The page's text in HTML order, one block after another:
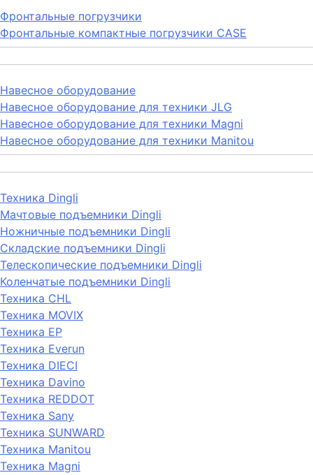
Фронтальные погрузчики
Фронтальные компактные погрузчики CASE
Навесное оборудование
Навесное оборудование для техники JLG
Навесное оборудование для техники Magni
Навесное оборудование для техники Manitou
Техника Dingli
Мачтовые подъемники Dingli
Ножничные подъемники Dingli
Складские подъемники Dingli
Телескопические подъемники Dingli
Коленчатые подъемники Dingli
Техника CHL
Техника MOVIX
Техника EP
Техника Everun
Техника DIECI
Техника Davino
Техника REDDOT
Техника Sany
Техника SUNWARD
Техника Manitou
Техника Magni